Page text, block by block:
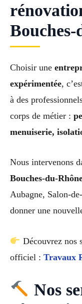
Choisir une
expérimentée,
à des
corps de métier :
menuiserie,
Nous intervenons
Bouches-du-
Aubagne, Salon-
donner une
Découvrez nos
officiel : Travaux
Nos